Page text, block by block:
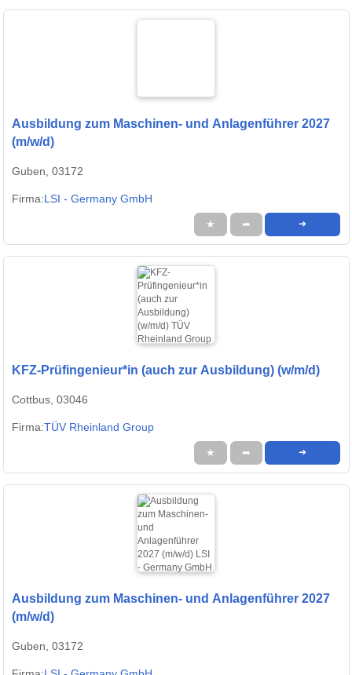
Ausbildung zum Maschinen- und Anlagenführer 2027
(m/w/d)
Guben, 03172
Firma:LSI - Germany GmbH
★ ➦ ➜
KFZ-Prüfingenieur*in (auch zur Ausbildung) (w/m/d)
Cottbus, 03046
Firma:TÜV Rheinland Group
★ ➦ ➜
Ausbildung zum Maschinen- und Anlagenführer 2027
(m/w/d)
Guben, 03172